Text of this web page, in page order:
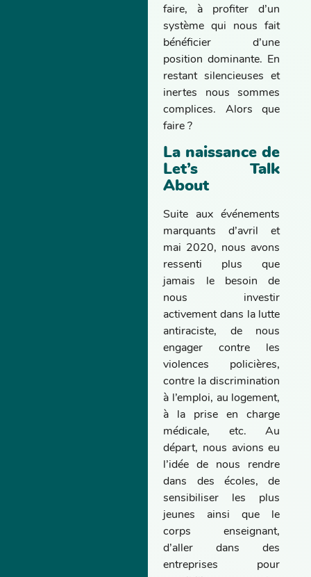
faire, à profiter d’un
système qui nous fait
bénéficier d’une
position dominante. En
restant silencieuses et
inertes nous sommes
complices. Alors que
faire ?
La naissance de
Let’s Talk
About
Suite aux événements
marquants d’avril et
mai 2020, nous avons
ressenti plus que
jamais le besoin de
nous investir
activement dans la lutte
antiraciste, de nous
engager contre les
violences policières,
contre la discrimination
à l’emploi, au logement,
à la prise en charge
médicale, etc. Au
départ, nous avions eu
l’idée de nous rendre
dans des écoles, de
sensibiliser les plus
jeunes ainsi que le
corps enseignant,
d’aller dans des
entreprises pour